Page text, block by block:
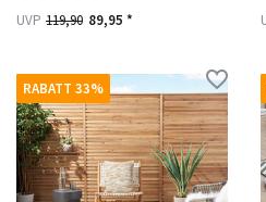
UVP 119,90 89,95 *
RABATT 33%